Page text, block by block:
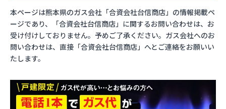
本ページは熊本県のガス会社「合資会社台信商店」の情報掲載ペ
ージであり、「合資会社台信商店」に関するお問い合わせは、お
受け付けしておりません。予めご了承ください。ガス会社へのお
問い合わせは、直接「合資会社台信商店」へとご連絡をお願いい
たします。